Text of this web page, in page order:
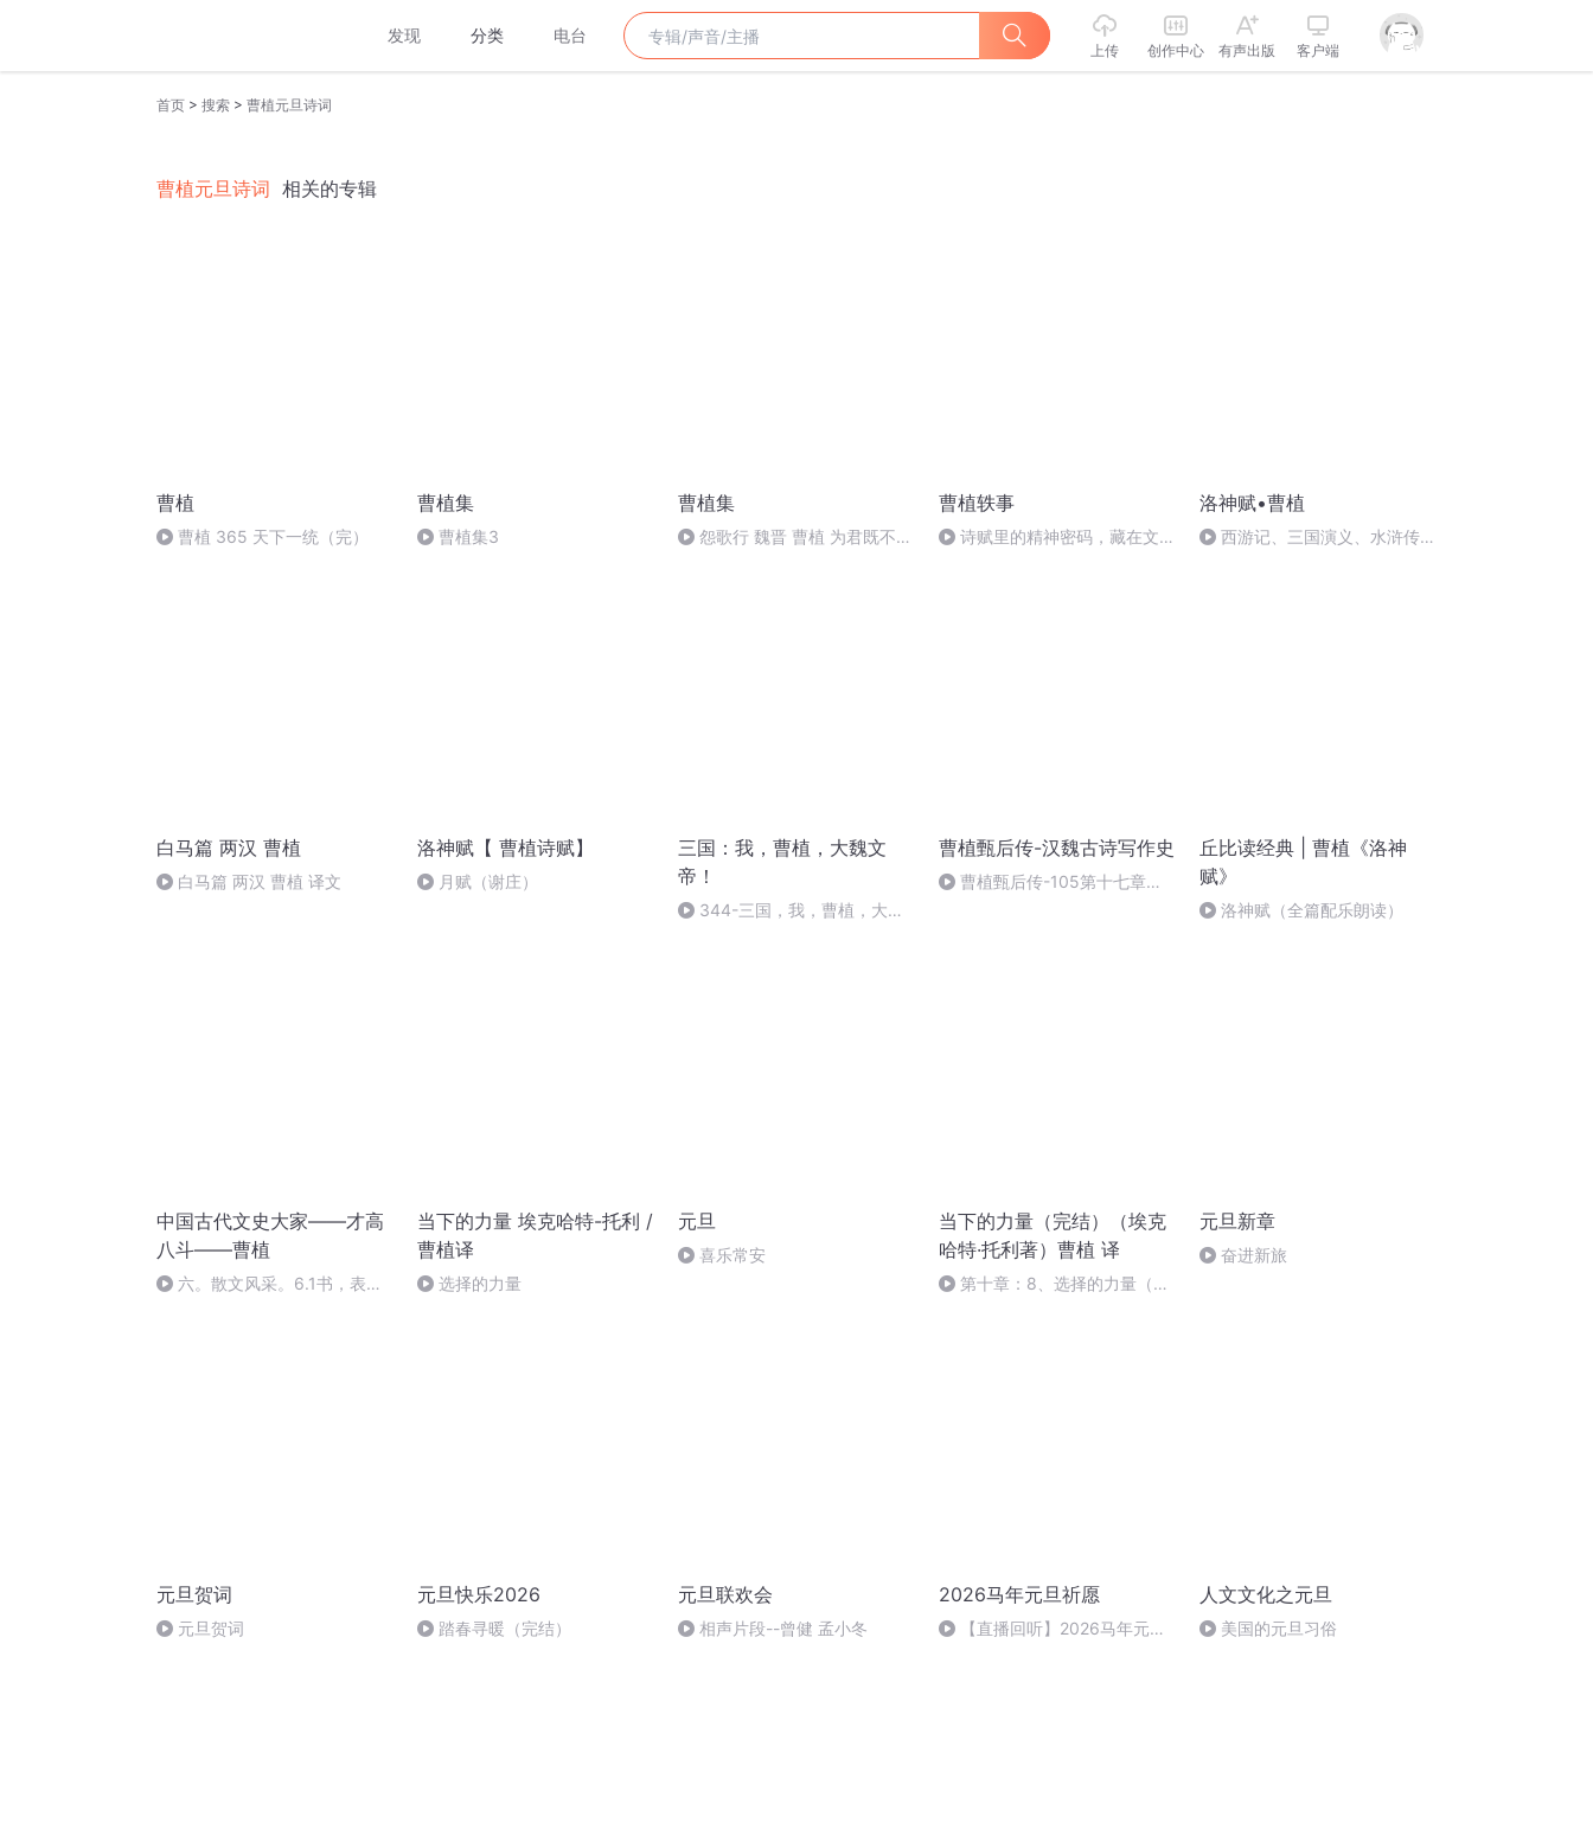
发现 分类 电台
上传 创作中心 有声出版 客户端
首页 > 搜索 > 曹植元旦诗词
曹植元旦诗词 相关的专辑
曹植
曹植 365 天下一统（完）
曹植集
曹植集3
曹植集
怨歌行 魏晋 曹植 为君既不
曹植轶事
诗赋里的精神密码，藏在文字
洛神赋•曹植
西游记、三国演义、水浒传儿
白马篇 两汉 曹植
白马篇 两汉 曹植 译文
洛神赋【 曹植诗赋】
月赋（谢庄）
三国：我，曹植，大魏文
帝！
344-三国，我，曹植，大魏
曹植甄后传-汉魏古诗写作史
曹植甄后传-105第十七章曹
丘比读经典 | 曹植《洛神
赋》
洛神赋（全篇配乐朗读）
中国古代文史大家——才高
八斗——曹植
六。散文风采。6.1书，表著
当下的力量 埃克哈特-托利 /
曹植译
选择的力量
元旦
喜乐常安
当下的力量（完结）（埃克
哈特·托利著）曹植 译
第十章：8、选择的力量（完
元旦新章
奋进新旅
元旦贺词
元旦贺词
元旦快乐2026
踏春寻暖（完结）
元旦联欢会
相声片段--曾健 孟小冬
2026马年元旦祈愿
【直播回听】2026马年元旦
人文文化之元旦
美国的元旦习俗